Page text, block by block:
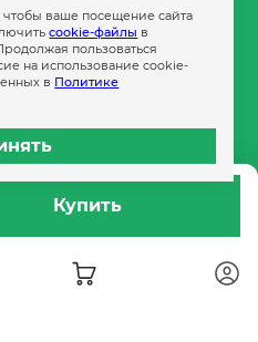
Купить
чтобы ваше посещение сайта
cookie-файлы в
пользоваться
на использование cookie-
в Политике